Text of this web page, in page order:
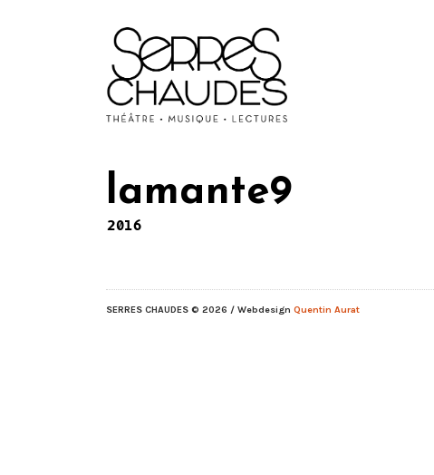
lamante9
2016
SERRES CHAUDES © 2026 / Webdesign Quentin Aurat